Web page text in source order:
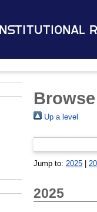
Institutional
Up a level
Jump to: 2025
2025